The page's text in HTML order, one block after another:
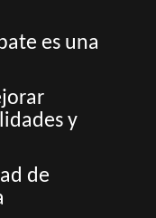
es una
y
de